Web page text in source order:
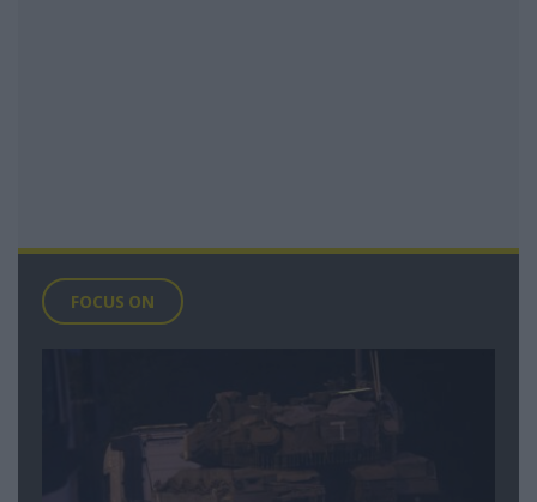
FOCUS ON